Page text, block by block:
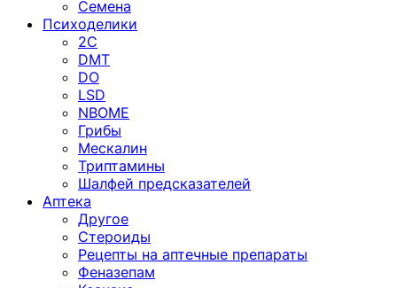
Семена
Психоделики
2C
DMT
DO
LSD
NBOME
Грибы
Мескалин
Триптамины
Шалфей предсказателей
Аптека
Другое
Стероиды
Рецепты на аптечные препараты
Феназепам